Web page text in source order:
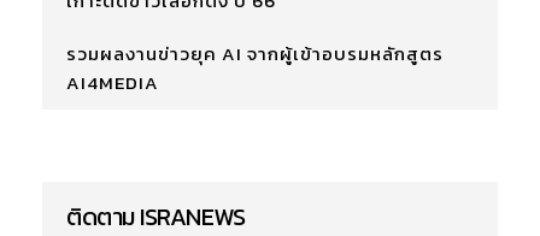
รวมผลงานข่าวยุค AI จากผู้เข้าอบรมหลักสูตร
AI4MEDIA
ติดตาม ISRANEWS